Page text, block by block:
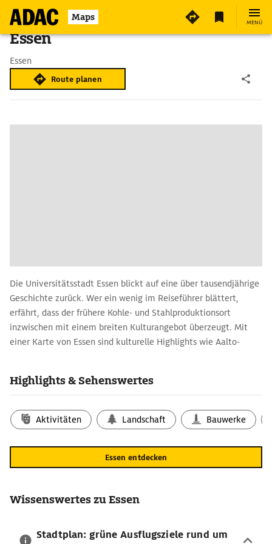
Maps MENÜ
Essen
Essen
Route planen
Die Universitätsstadt Essen blickt auf eine über tausendjährige
Geschichte zurück. Wer ein wenig im Reiseführer blättert,
erfährt, dass der frühere Kohle- und Stahlproduktionsort
inzwischen mit einem breiten Kulturangebot überzeugt. Mit
einer Karte von Essen sind kulturelle Highlights wie Aalto-
Reisetipps in Essen für Kulturinteressierte
Essen zeigt, wie aus Industriegeschichte moderne Kultur- und
Kreativräume entstehen können. DieZeche Zollvereinblieb als
Das Ruhr Museum informiert über die Natur-, Kultur- und
Industrielandschaft des Ruhrgebiets. ImRed Dot Design
Eine frühere Krupp-Werkshalle wurde zum Colosseum Theater
Mit dem Essen-Routenplaner im Süden
Highlights & Sehenswertes
Aktivitäten Landschaft Bauwerke
Essen entdecken
Wissenswertes zu Essen
Stadtplan: grüne Ausflugsziele rund um